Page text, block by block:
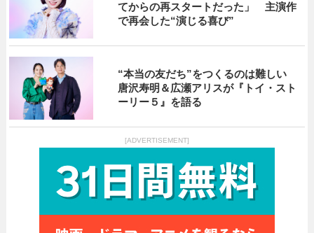
てからの再スタートだった」 主演作
で再会した“演じる喜び”
“本当の友だち”をつくるのは難しい
唐沢寿明＆広瀬アリスが『トイ・スト
ーリー５』を語る
[ADVERTISEMENT]